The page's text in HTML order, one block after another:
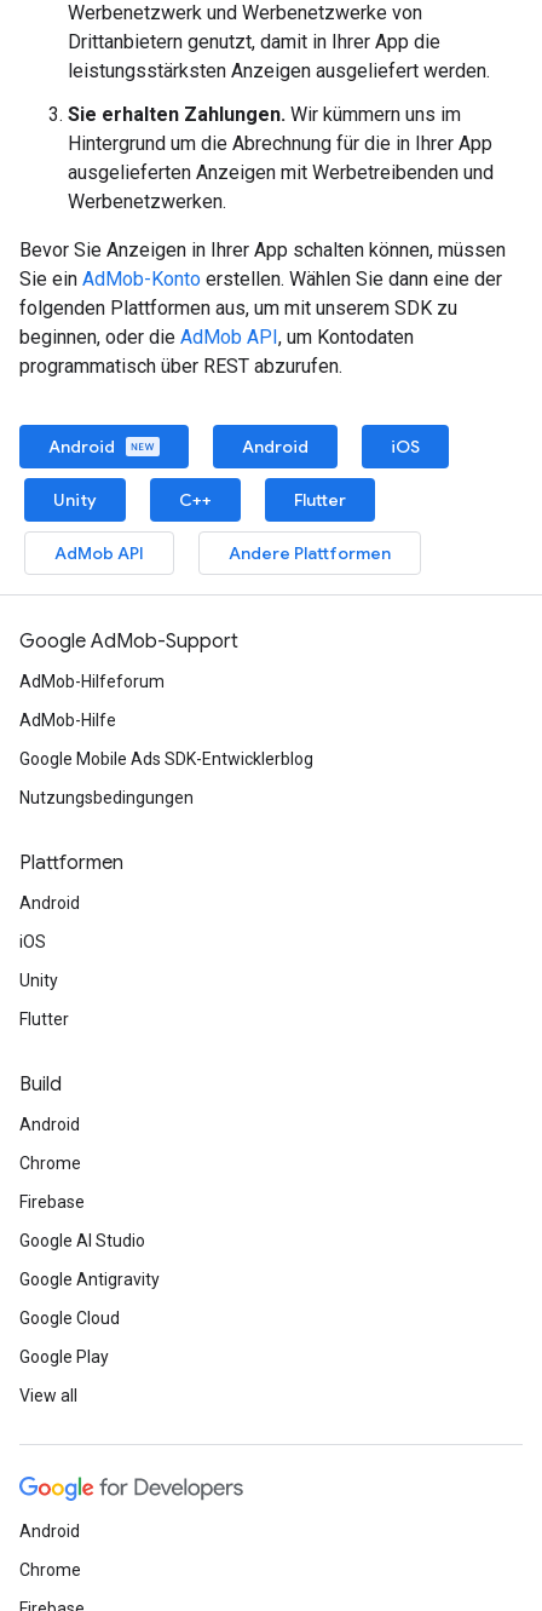
Werbenetzwerk und Werbenetzwerke von
Drittanbietern genutzt, damit in Ihrer App die
leistungsstärksten Anzeigen ausgeliefert werden.
Sie erhalten Zahlungen. Wir kümmern uns im
Hintergrund um die Abrechnung für die in Ihrer App
ausgelieferten Anzeigen mit Werbetreibenden und
Werbenetzwerken.
Bevor Sie Anzeigen in Ihrer App schalten können, müssen
Sie ein AdMob-Konto erstellen. Wählen Sie dann eine der
folgenden Plattformen aus, um mit unserem SDK zu
beginnen, oder die AdMob API, um Kontodaten
programmatisch über REST abzurufen.
Android Android iOS
Unity C++ Flutter
AdMob API Andere Plattformen
Google AdMob-Support
AdMob-Hilfeforum
AdMob-Hilfe
Google Mobile Ads SDK-Entwicklerblog
Nutzungsbedingungen
Plattformen
Android
iOS
Unity
Flutter
Build
Android
Chrome
Firebase
Google AI Studio
Google Antigravity
Google Cloud
Google Play
View all
Android
Chrome